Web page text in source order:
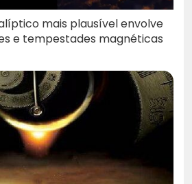
mais plausível envolve
e tempestades magnéticas